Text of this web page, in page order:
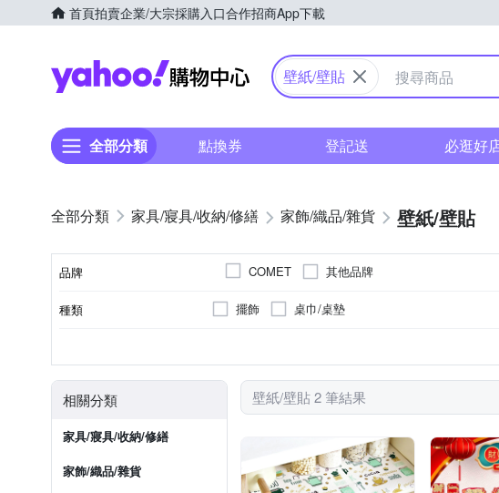
首頁拍賣企業/大宗採購入口合作招商App下載
Yahoo購物中心
壁紙/壁貼
全部分類 點換券 登記送 必逛好
家具/寢具/收納/修繕 家飾/織品/雜貨 壁紙/壁貼
品牌 COMET 其他品牌
種類 擺飾 桌巾/桌墊
相關分類
家具/寢具/收納/修繕
家飾/織品/雜貨
壁紙/壁貼 2 筆結果